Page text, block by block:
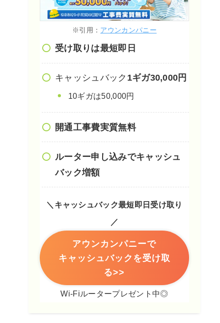
※引用： アウンカンパニー
受け取りは最短即日
キャッシュバック 1ギガ30,000円
10ギガは50,000円
開通工事費実質無料
ルーター申し込みでキャッシュ
バック増額
＼キャッシュバック最短即日受け取り
／
アウンカンパニーで
キャッシュバックを受け取
る>>
Wi-Fiルータープレゼント中◎